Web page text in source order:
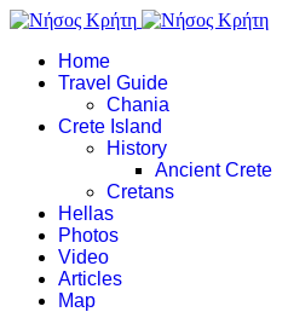
Home
Travel Guide
Chania
Crete Island
History
Ancient Crete
Cretans
Hellas
Photos
Video
Articles
Map